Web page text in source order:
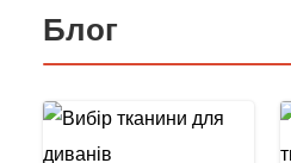
Блог